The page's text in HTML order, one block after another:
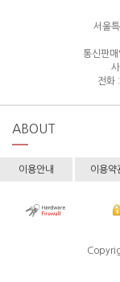
서울
통신판
전화
ABOUT
이용안내 이용약